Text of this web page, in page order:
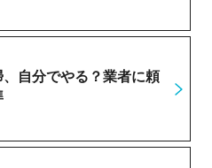
自分でやる？業者に頼